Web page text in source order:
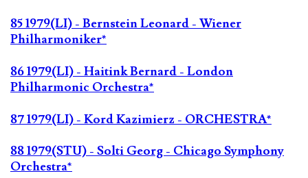
85 1979(LI) - Bernstein Leonard - Wiener
Philharmoniker*
86 1979(LI) - Haitink Bernard - London
Philharmonic Orchestra*
87 1979(LI) - Kord Kazimierz - ORCHESTRA*
88 1979(STU) - Solti Georg - Chicago Symphony
Orchestra*